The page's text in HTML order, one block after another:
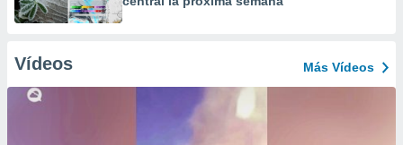
Vídeos Más Vídeos